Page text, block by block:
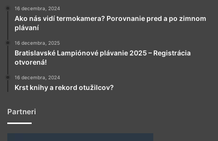
16 decembra, 2024
Ako nás vidí termokamera? Porovnanie pred a po zimnom
plávaní
16 decembra, 2025
Bratislavské Lampiónové plávanie 2025 – Registrácia
otvorená!
16 decembra, 2024
Krst knihy a rekord otužilcov?
Partneri